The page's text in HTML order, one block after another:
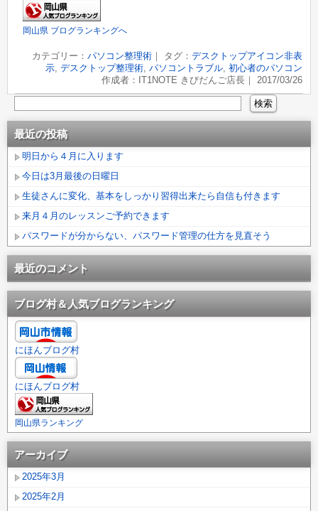
岡山県 ブログランキングへ
カテゴリー： パソコン整理術｜ タグ： デスクトップアイコン非表
示, デスクトップ整理術, パソコントラブル, 初心者のパソコン
作成者：IT1NOTE きびだんご店長｜ 2017/03/26
最近の投稿
明日から４月に入ります
今日は3月最後の日曜日
生徒さんに変化、基本をしっかり習得出来たら自信も付きます
来月４月のレッスンご予約できます
パスワードが分からない、パスワード管理の仕方を見直そう
最近のコメント
ブログ村＆人気ブログランキング
にほんブログ村
にほんブログ村
岡山県ランキング
アーカイブ
2025年3月
2025年2月